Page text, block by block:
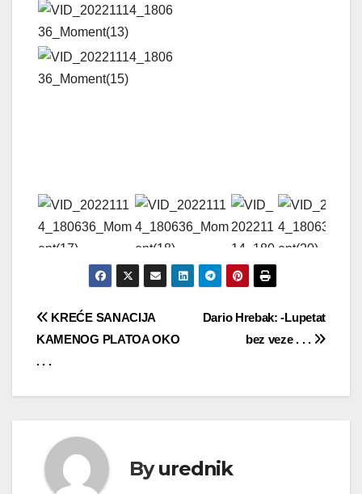
Navigacija
objava
Dario Hrebak: -Lupetat
bez veze . . .
KREĆE SANACIJA
KAMENOG PLATOA OKO
. . .
Byurednik